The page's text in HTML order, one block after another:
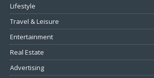
Lifestyle
Travel & Leisure
Entertainment
Real Estate
Advertising